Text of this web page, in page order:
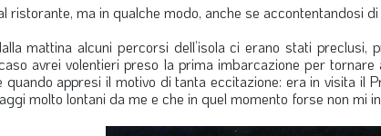
ristorante, ma in qualche modo, anche se accontentandosi
mattina alcuni percorsi dell’isola ci erano stati preclusi,
avrei volentieri preso la prima imbarcazione per tornare
appresi il motivo di tanta eccitazione: era in visita il
molto lontani da me e che in quel momento forse non mi